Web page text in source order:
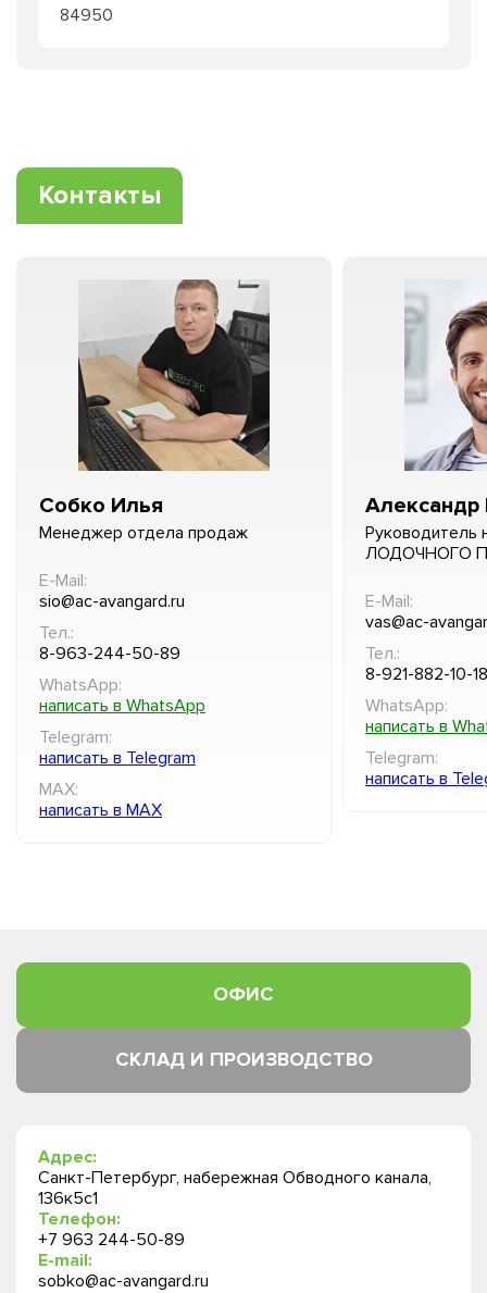
84950
Контакты
Собко Илья
Менеджер отдела продаж
E-Mail:
sio@ac-avangard.ru
Тел.:
8-963-244-50-89
WhatsApp:
написать в WhatsApp
Telegram:
написать в Telegram
MAX:
написать в MAX
Александр
Руководитель
ЛОДОЧНОГО
E-Mail:
vas@ac-
Тел.:
8-921-882-10-18
WhatsApp:
написать в
Telegram:
написать в
ОФИС
СКЛАД И ПРОИЗВОДСТВО
Адрес:
Санкт-Петербург, набережная Обводного канала,
136к5с1
Телефон:
+7 963 244-50-89
E-mail:
sobko@ac-avangard.ru